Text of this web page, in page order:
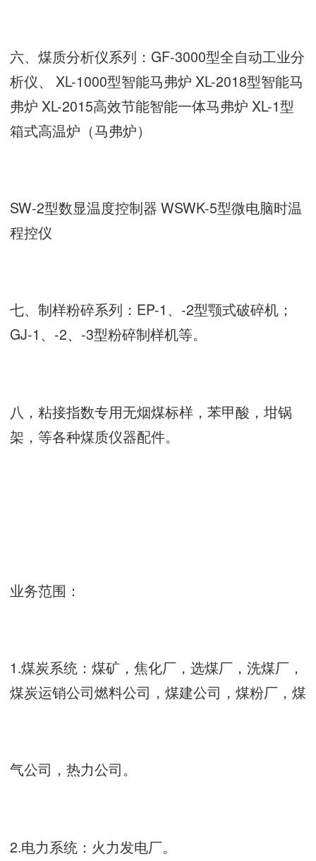
六、煤质分析仪系列：GF-3000型全自动工业分
析仪、 XL-1000型智能马弗炉 XL-2018型智能马
弗炉 XL-2015高效节能智能一体马弗炉 XL-1型
箱式高温炉（马弗炉）
SW-2型数显温度控制器 WSWK-5型微电脑时温
程控仪
七、制样粉碎系列：EP-1、-2型颚式破碎机；
GJ-1、-2、-3型粉碎制样机等。
八，粘接指数专用无烟煤标样，苯甲酸，坩锅
架，等各种煤质仪器配件。
业务范围：
1.煤炭系统：煤矿，焦化厂，选煤厂，洗煤厂，
煤炭运销公司燃料公司，煤建公司，煤粉厂，煤
气公司，热力公司。
2.电力系统：火力发电厂。